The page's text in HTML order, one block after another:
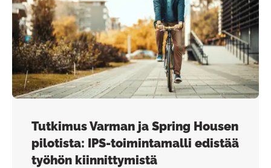
Tutkimus Varman ja Spring Housen
pilotista: IPS-toimintamalli edistää
työhön kiinnittymistä